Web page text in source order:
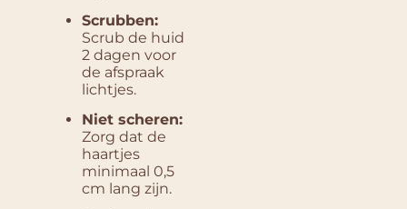
Scrubben:
Scrub de huid
2 dagen voor
de afspraak
lichtjes.
Niet scheren:
Zorg dat de
haartjes
minimaal 0,5
cm lang zijn.